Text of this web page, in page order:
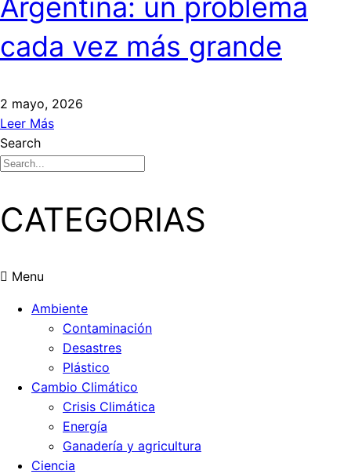
Argentina: un problema
cada vez más grande
2 mayo, 2026
Leer Más
Search
CATEGORIAS
Menu
Ambiente
Contaminación
Desastres
Plástico
Cambio Climático
Crisis Climática
Energía
Ganadería y agricultura
Ciencia